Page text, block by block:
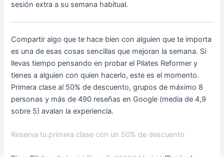
sesión extra a su semana habitual.
Compartir algo que te hace bien con alguien que te importa
es una de esas cosas sencillas que mejoran la semana. Si
llevas tiempo pensando en probar el Pilates Reformer y
tienes a alguien con quien hacerlo, este es el momento.
Primera clase al 50% de descuento, grupos de máximo 8
personas y más de 490 reseñas en Google (media de 4,9
sobre 5) avalan la experiencia.
Reserva tu primera clase con un 50% de descuento